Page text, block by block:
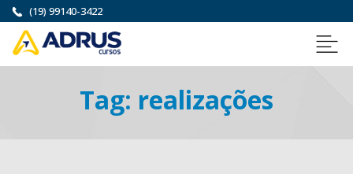
(19) 99140-3422
Tag: realizações